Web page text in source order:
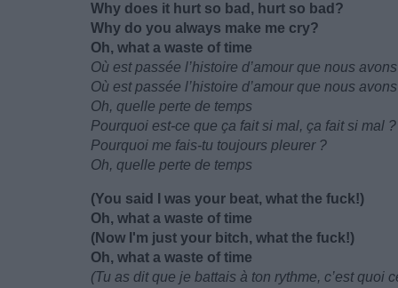
Why does it hurt so bad, hurt so bad?
Why do you always make me cry?
Oh, what a waste of time
Où est passée l’histoire d’amour que nous
Où est passée l’histoire d’amour que nous
Oh, quelle perte de temps
Pourquoi est-ce que ça fait si mal, ça fait si mal ?
Pourquoi me fais-tu toujours pleurer ?
Oh, quelle perte de temps
(You said I was your beat, what the fuck!)
Oh, what a waste of time
(Now I'm just your bitch, what the fuck!)
Oh, what a waste of time
(Tu as dit que je battais à ton rythme, c’est quoi